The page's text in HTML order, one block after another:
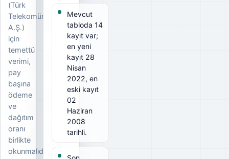
(Türk
Telekomünikasyon
A.Ş.)
için
temettü
verimi,
pay
başına
ödeme
ve
dağıtım
oranı
birlikte
okunmalıdır.
Mevcut
tabloda 14
kayıt var;
en yeni
kayıt 28
Nisan
2022, en
eski kayıt
02
Haziran
2008
tarihli.